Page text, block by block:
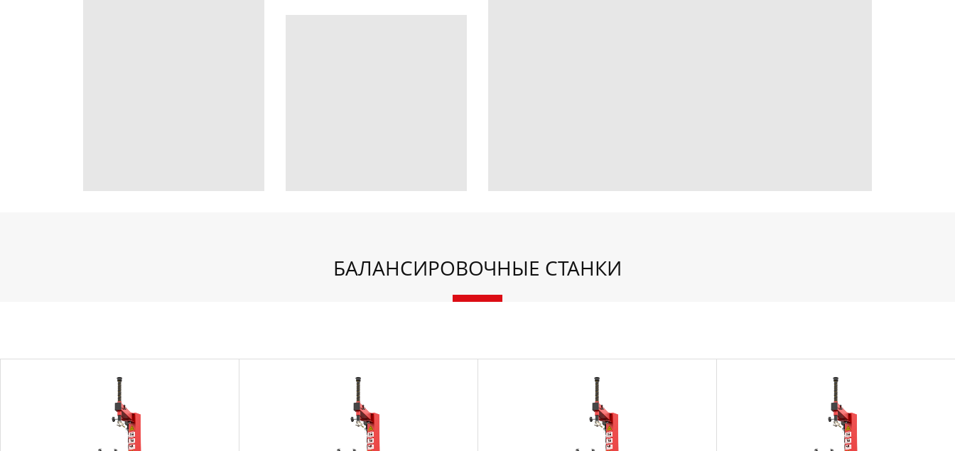
БАЛАНСИРОВОЧНЫЕ СТАНКИ